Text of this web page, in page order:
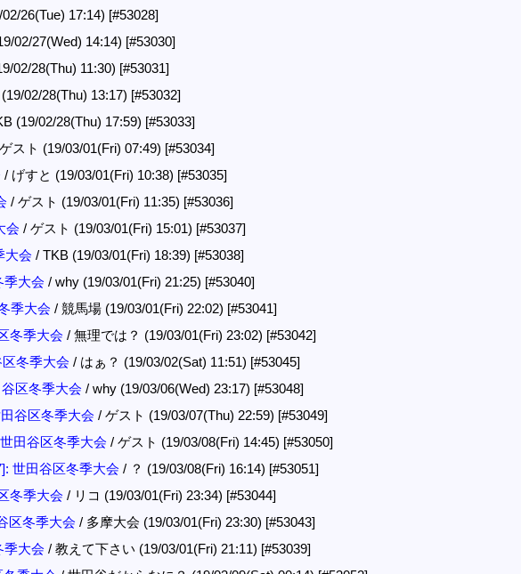
26(Tue) 17:14) [#53028]
02/27(Wed) 14:14) [#53030]
02/28(Thu) 11:30) [#53031]
02/28(Thu) 13:17) [#53032]
(19/02/28(Thu) 17:59) [#53033]
スト (19/03/01(Fri) 07:49) [#53034]
/ げすと (19/03/01(Fri) 10:38) [#53035]
/ ゲスト (19/03/01(Fri) 11:35) [#53036]
会 / ゲスト (19/03/01(Fri) 15:01) [#53037]
大会 / TKB (19/03/01(Fri) 18:39) [#53038]
大会 / why (19/03/01(Fri) 21:25) [#53040]
季大会 / 競馬場 (19/03/01(Fri) 22:02) [#53041]
冬季大会 / 無理では？ (19/03/01(Fri) 23:02) [#53042]
冬季大会 / はぁ？ (19/03/02(Sat) 11:51) [#53045]
区冬季大会 / why (19/03/06(Wed) 23:17) [#53048]
谷区冬季大会 / ゲスト (19/03/07(Thu) 22:59) [#53049]
田谷区冬季大会 / ゲスト (19/03/08(Fri) 14:45) [#53050]
世田谷区冬季大会 / ？ (19/03/08(Fri) 16:14) [#53051]
冬季大会 / リコ (19/03/01(Fri) 23:34) [#53044]
区冬季大会 / 多摩大会 (19/03/01(Fri) 23:30) [#53043]
大会 / 教えて下さい (19/03/01(Fri) 21:11) [#53039]